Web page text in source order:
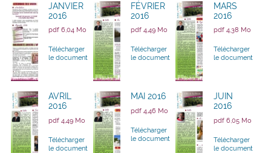
JANVIER
2016
pdf 6,04 Mo
Télécharger
le document
FÉVRIER
2016
pdf 4,49 Mo
Télécharger
le document
MARS
2016
pdf 4,38 Mo
Télécharger
le document
AVRIL
2016
pdf 4,49 Mo
Télécharger
le document
MAI 2016
pdf 4,46 Mo
Télécharger
le document
JUIN
2016
pdf 6,05 Mo
Télécharger
le document